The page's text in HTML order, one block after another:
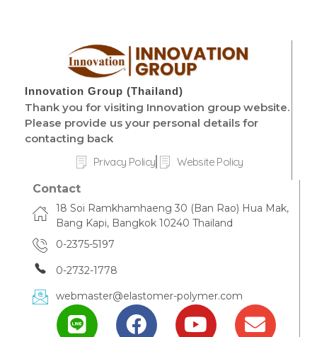
Innovation Group (Thailand)
Thank you for visiting Innovation group website.
Please provide us your personal details for
contacting back
Privacy Policy
Website Policy
Contact
18 Soi Ramkhamhaeng 30 (Ban Rao) Hua Mak,
Bang Kapi, Bangkok 10240 Thailand
0-2375-5197
0-2732-1778
webmaster@elastomer-polymer.com